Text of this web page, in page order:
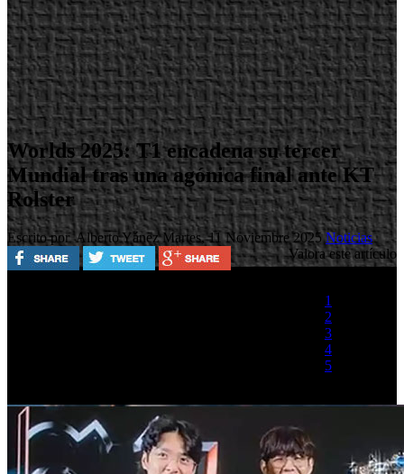
Worlds 2025: T1 encadena su tercer
Mundial tras una agónica final ante KT
Rolster
Escrito por Alberto YánezMartes, 11 Noviembre 2025Noticias
Valora este artículo
1
2
3
4
5